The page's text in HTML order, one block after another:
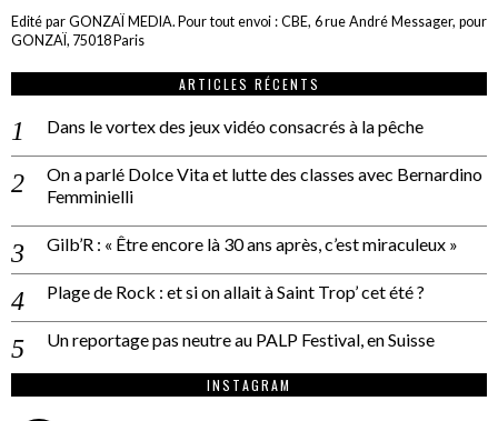
Edité par GONZAÏ MEDIA. Pour tout envoi : CBE, 6 rue André Messager, pour
GONZAÏ, 75018 Paris
ARTICLES RÉCENTS
Dans le vortex des jeux vidéo consacrés à la pêche
On a parlé Dolce Vita et lutte des classes avec Bernardino
Femminielli
Gilb’R : « Être encore là 30 ans après, c’est miraculeux »
Plage de Rock : et si on allait à Saint Trop’ cet été ?
Un reportage pas neutre au PALP Festival, en Suisse
INSTAGRAM